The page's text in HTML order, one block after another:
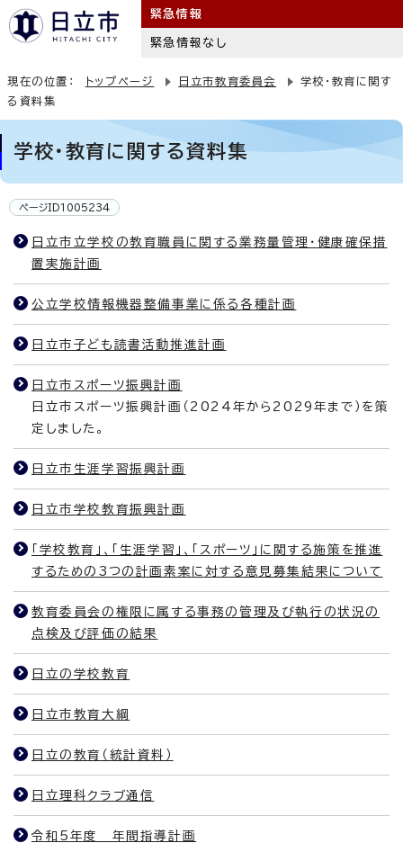
緊急情報
緊急情報なし
現在の位置： トップページ 日立市教育委員会
学校・教育に関す
る資料集
学校・教育に関する資料集
ページID1005234
日立市立学校の教育職員に関する業務量管理・健康確保措
置実施計画
公立学校情報機器整備事業に係る各種計画
日立市子ども読書活動推進計画
日立市スポーツ振興計画
日立市スポーツ振興計画（2024年から2029年まで）を策
定しました。
日立市生涯学習振興計画
日立市学校教育振興計画
「学校教育」、「生涯学習」、「スポーツ」に関する施策を推進
するための3つの計画素案に対する意見募集結果について
教育委員会の権限に属する事務の管理及び執行の状況の
点検及び評価の結果
日立の学校教育
日立市教育大綱
日立の教育（統計資料）
日立理科クラブ通信
令和5年度 年間指導計画